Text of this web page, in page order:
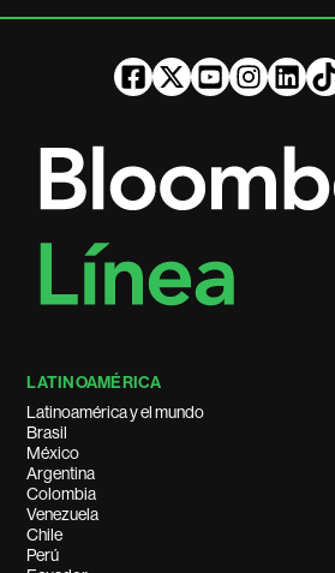
LATINOAMÉRICA
Latinoamérica y el mundo
Brasil
México
Argentina
Colombia
Venezuela
Chile
Perú